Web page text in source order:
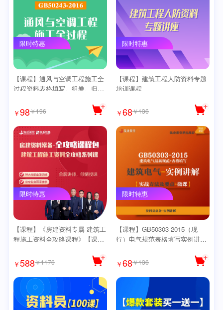
限时特惠
【课程】通风与空调工程施工全
过程资料表格填写、组卷、归档
￥98￥196
限时特惠
【课程】建筑工程人防资料专题
培训课程
￥68￥136
限时特惠
【课程】《房建资料专属-建筑工
程施工资料全攻略课程》【课程
￥588￥1176
限时特惠
【课程】GB50303-2015（现
行）电气规范表格填写实例讲解
￥68￥136